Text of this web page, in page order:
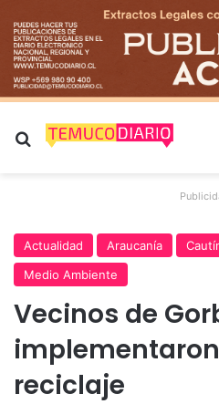
Buscar por
Actualidad Araucanía
Medio Ambiente
Vecinos de
reciclaje